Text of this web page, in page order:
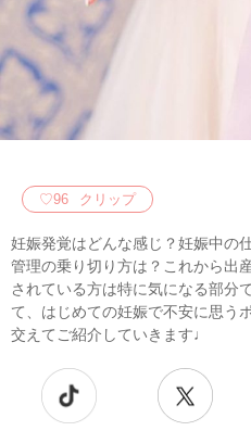
♡96 クリップ
妊娠発覚はどんな感じ？妊娠中の
管理の乗り切り方は？これから出
されている方は特に気になる部分
て、はじめての妊娠で不安に思う
交えてご紹介していきます♩